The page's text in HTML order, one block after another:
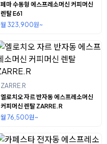
페마 수동형 에스프레소머신 커피머신
렌탈 E61
월 323,900원~
ZARRE.R
엘로치오 자르 반자동 에스프레소머신
커피머신 렌탈 ZARRE.R
월 76,500원~